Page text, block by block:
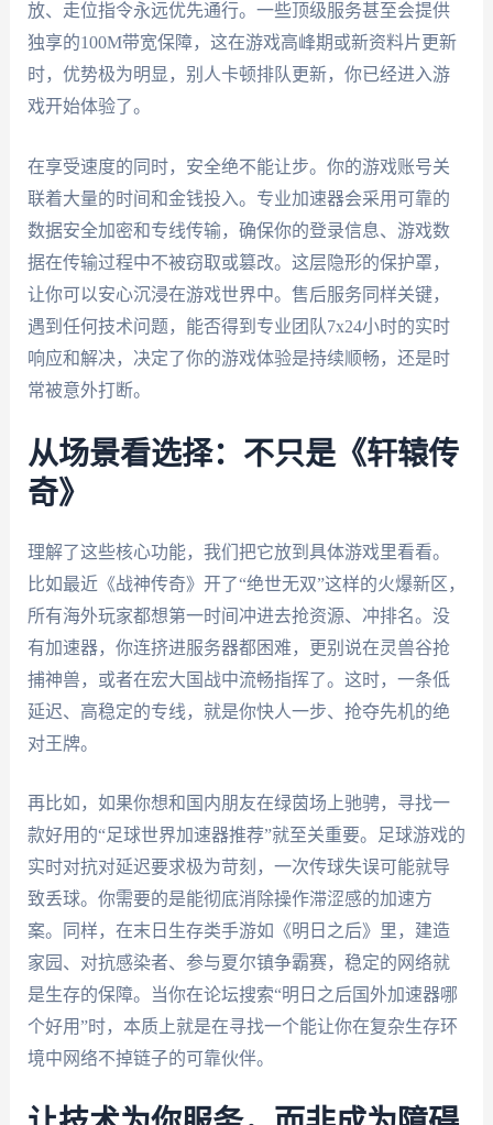
放、走位指令永远优先通行。一些顶级服务甚至会提供
独享的100M带宽保障，这在游戏高峰期或新资料片更新
时，优势极为明显，别人卡顿排队更新，你已经进入游
戏开始体验了。
在享受速度的同时，安全绝不能让步。你的游戏账号关
联着大量的时间和金钱投入。专业加速器会采用可靠的
数据安全加密和专线传输，确保你的登录信息、游戏数
据在传输过程中不被窃取或篡改。这层隐形的保护罩，
让你可以安心沉浸在游戏世界中。售后服务同样关键，
遇到任何技术问题，能否得到专业团队7x24小时的实时
响应和解决，决定了你的游戏体验是持续顺畅，还是时
常被意外打断。
从场景看选择：不只是《轩辕传
奇》
理解了这些核心功能，我们把它放到具体游戏里看看。
比如最近《战神传奇》开了“绝世无双”这样的火爆新区，
所有海外玩家都想第一时间冲进去抢资源、冲排名。没
有加速器，你连挤进服务器都困难，更别说在灵兽谷抢
捕神兽，或者在宏大国战中流畅指挥了。这时，一条低
延迟、高稳定的专线，就是你快人一步、抢夺先机的绝
对王牌。
再比如，如果你想和国内朋友在绿茵场上驰骋，寻找一
款好用的“足球世界加速器推荐”就至关重要。足球游戏的
实时对抗对延迟要求极为苛刻，一次传球失误可能就导
致丢球。你需要的是能彻底消除操作滞涩感的加速方
案。同样，在末日生存类手游如《明日之后》里，建造
家园、对抗感染者、参与夏尔镇争霸赛，稳定的网络就
是生存的保障。当你在论坛搜索“明日之后国外加速器哪
个好用”时，本质上就是在寻找一个能让你在复杂生存环
境中网络不掉链子的可靠伙伴。